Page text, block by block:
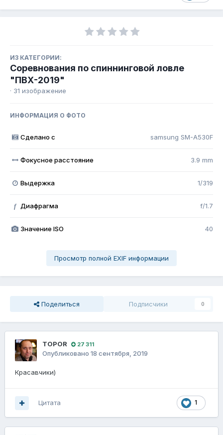
ИЗ КАТЕГОРИИ:
Соревнования по спиннинговой ловле
"ПВХ-2019"
· 31 изображение
ИНФОРМАЦИЯ О ФОТО
Сделано с samsung SM-A530F
Фокусное расстояние 3.9 mm
Выдержка 1/319
f Диафрагма f/1.7
Значение ISO 40
Просмотр полной EXIF информации
Поделиться Подписчики 0
TOPOR 27 311
Опубликовано 18 сентября, 2019
Красавчики)
1
Цитата